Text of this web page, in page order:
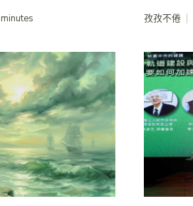
minutes 孜孜不倦